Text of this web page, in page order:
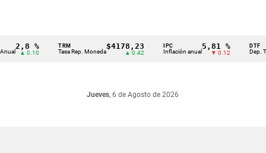
2,8 %
▲ 0.10 Tasa Rep. Moneda
$4178,23
▲ 0.42 Inflación anual
5,81 %
▼ 0.12 Dep.
Jueves, 6 de Agosto de 2026